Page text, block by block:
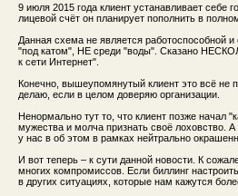
9 июля 2015 года клиент устанавливает себе
лицевой счёт он планирует пополнить в
Данная схема не является работоспособной и
"под катом", НЕ среди "воды". Сказано
к сети Интернет".
Конечно, вышеупомянутый клиент это всё не
делаю, если в целом доверяю организации.
Ненормально тут то, что клиент позже начал
мужества и молча признать своё лоховство.
у нас в об этом в рамках нейтрально
И вот теперь – к сути данной новости. К
многих компромиссов. Если биллинг
в других ситуациях, которые нам кажутся